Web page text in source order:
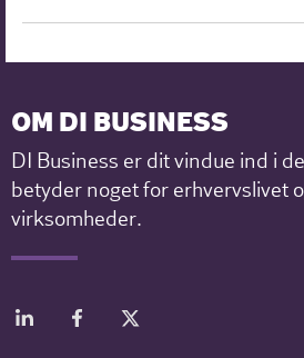
OM DI BUSINESS
DI Business er dit vindue ind i
betyder noget for erhvervslivet
virksomheder.